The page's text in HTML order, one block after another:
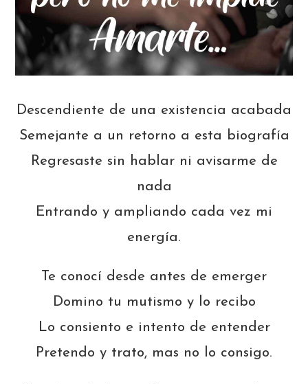
Descendiente de una existencia acabada
Semejante a un retorno a esta biografía
Regresaste sin hablar ni avisarme de
nada
Entrando y ampliando cada vez mi
energía.
Te conocí desde antes de emerger
Domino tu mutismo y lo recibo
Lo consiento e intento de entender
Pretendo y trato, mas no lo consigo.